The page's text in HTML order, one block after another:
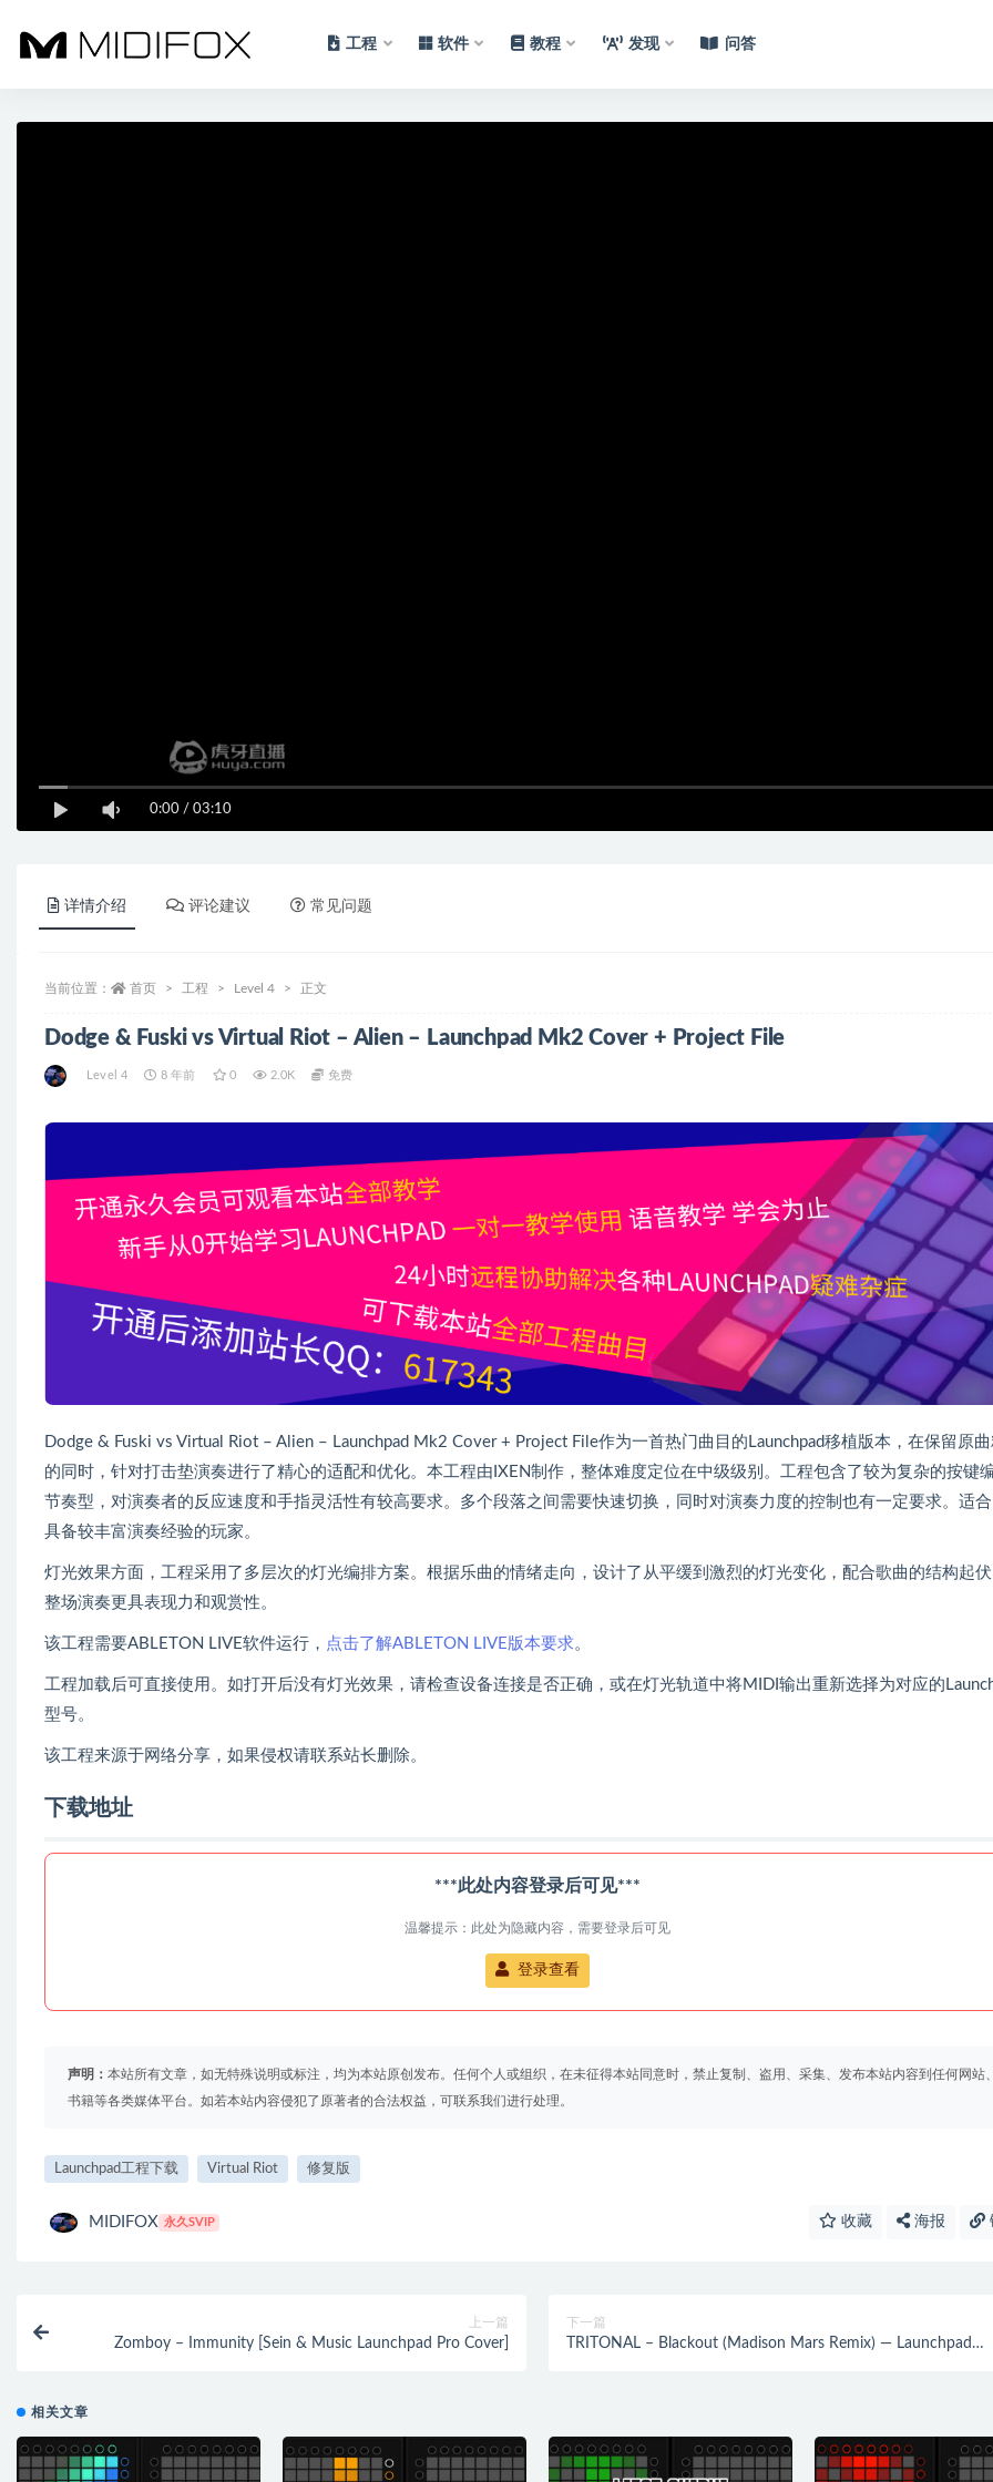
工程 软件 教程 发现 问答
0:00 / 03:10
详情介绍 评论建议 常见问题
当前位置： 首页 工程 Level 4 正文
Dodge & Fuski vs Virtual Riot – Alien – Launchpad Mk2 Cover + Project File
Level 4 8 年前 0 2.0K 免费
Dodge & Fuski vs Virtual Riot – Alien – Launchpad Mk2 Cover + Project File作为一首热门曲目的Launchpad移植版本，在保留原
的同时，针对打击垫演奏进行了精心的适配和优化。本工程由IXEN制作，整体难度定位在中级级别。工程包含了较为复杂的按键
节奏型，对演奏者的反应速度和手指灵活性有较高要求。多个段落之间需要快速切换，同时对演奏力度的控制也有一定要求。适
具备较丰富演奏经验的玩家。
灯光效果方面，工程采用了多层次的灯光编排方案。根据乐曲的情绪走向，设计了从平缓到激烈的灯光变化，配合歌曲的结构起
整场演奏更具表现力和观赏性。
该工程需要ABLETON LIVE软件运行， 点击了解ABLETON LIVE版本要求。
工程加载后可直接使用。如打开后没有灯光效果，请检查设备连接是否正确，或在灯光轨道中将MIDI输出重新选择为对应的
型号。
该工程来源于网络分享，如果侵权请联系站长删除。
下载地址
***此处内容登录后可见***
温馨提示：此处为隐藏内容，需要登录后可见
登录查看
声明： 本站所有文章，如无特殊说明或标注，均为本站原创发布。任何个人或组织，在未征得本站同意时，禁止复制、盗用、采集、发布本站内容到任何网站
书籍等各类媒体平台。如若本站内容侵犯了原著者的合法权益，可联系我们进行处理。
Launchpad工程下载 Virtual Riot 修复版
MIDIFOX 永久SVIP 收藏 海报
上一篇
Zomboy – Immunity [Sein & Music Launchpad Pro Cover]
下一篇
TRITONAL – Blackout (Madison Mars Remix) — Launchpad
相关文章